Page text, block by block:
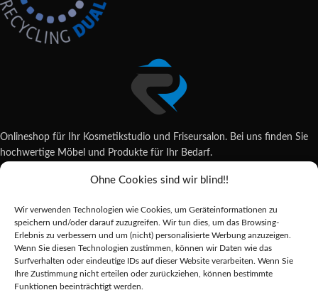
Ohne Cookies sind wir blind!!
Wir verwenden Technologien wie Cookies, um Geräteinformationen zu
speichern und/oder darauf zuzugreifen. Wir tun dies, um das Browsing-
Erlebnis zu verbessern und um (nicht) personalisierte Werbung anzuzeigen.
Wenn Sie diesen Technologien zustimmen, können wir Daten wie das
Surfverhalten oder eindeutige IDs auf dieser Website verarbeiten. Wenn Sie
Ihre Zustimmung nicht erteilen oder zurückziehen, können bestimmte
Funktionen beeinträchtigt werden.
Onlineshop für Ihr Kosmetikstudio und Friseursalon. Bei uns finden Sie
hochwertige Möbel und Produkte für Ihr Bedarf.
Wildsachsener Str. 6, 65207 Wiesbaden
shop@reda-shop.de
REDA SHOP - Hochwertige Studio Ausstattung
2025.
Alle Preise inkl. der gesetzlichen MwSt.